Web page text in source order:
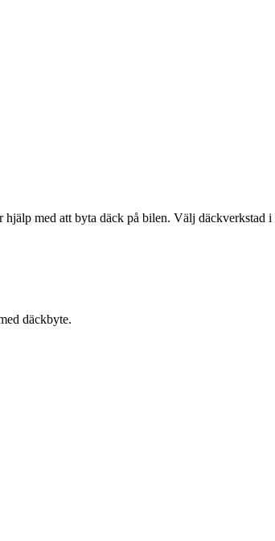
med att byta däck på bilen. Välj däckverkstad
däckbyte.